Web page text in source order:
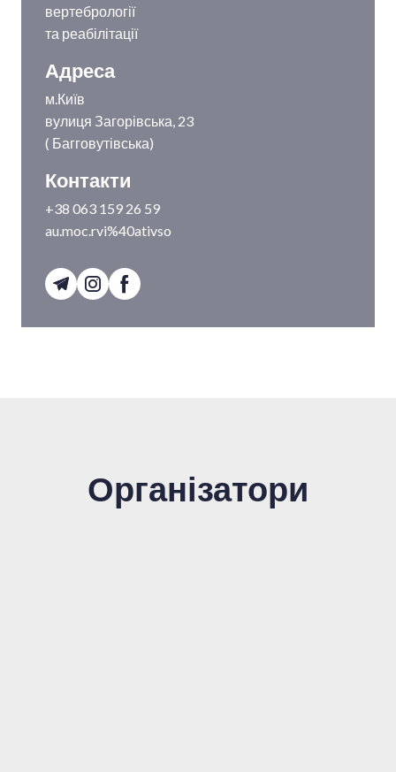
вертебрології
та реабілітації
Адреса
м.Київ
вулиця Загорівська, 23
( Багговутівська)
Контакти
+38 063 159 26 59
au.moc.rvi%40ativso
Організатори